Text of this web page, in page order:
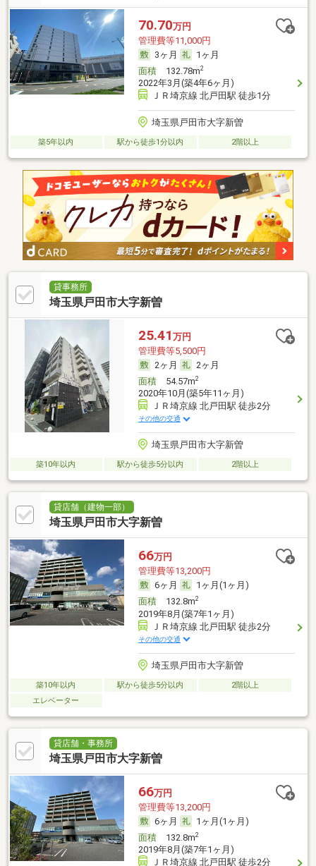
70.70万円
管理費等11,000円
3ヶ月
1ヶ月
面積132.78m2
2022年3月(築4年6ヶ月)
ＪＲ埼京線 北戸田駅 徒歩1分
埼玉県戸田市大字新曽
築5年以内 駅から徒歩1分以内 2階以上
貸事務所
埼玉県戸田市大字新曽
25.41 万円
管理費等5,500円
2ヶ月
2ヶ月
面積54.57m2
2020年10月(築5年11ヶ月)
ＪＲ埼京線 北戸田駅 徒歩2分
その他の交通
埼玉県戸田市大字新曽
築10年以内 駅から徒歩5分以内 2階以上
貸店舗（建物一部）
埼玉県戸田市大字新曽
66万円
管理費等13,200円
6ヶ月
1ヶ月(1ヶ月)
面積132.8m2
2019年8月(築7年1ヶ月)
ＪＲ埼京線 北戸田駅 徒歩2分
その他の交通
埼玉県戸田市大字新曽
築10年以内 駅から徒歩5分以内
2階以上
エレベーター
貸店舗・事務所
埼玉県戸田市大字新曽
66万円
管理費等13,200円
6ヶ月
1ヶ月(1ヶ月)
面積132.8m2
2019年8月(築7年1ヶ月)
ＪＲ埼京線 北戸田駅 徒歩2分